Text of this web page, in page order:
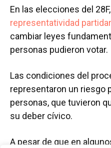
En las elecciones del
representatividad
cambiar leyes
personas pudieron votar.
Las condiciones del
representaron un riesgo
personas, que tuvieron
su deber cívico.
A pesar de que en